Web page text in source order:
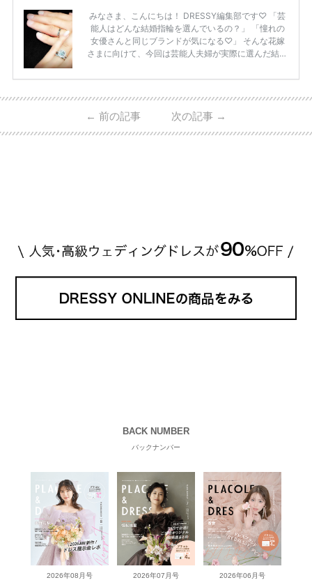
みなさま、こんにちは！ DRESSY編集部です♡ 「芸
能人はどんな結婚指輪を選んでいるの？」 「憧れの
女優さんと同じブランドが気になる♡」 そんな花嫁
さまに向けて、今回は芸能人夫婦が実際に選んだ結婚
ーウィンストンやカルティエ、ティファニーなど世界
日本で人気のブランドまで幅広くご紹介。 さらに、
・愛用している芸能人夫婦 ・リングの特徴や魅力 ・
← 前の記事 次の記事 →
BACK NUMBER
バックナンバー
2026年08月号 2026年07月号 2026年06月号